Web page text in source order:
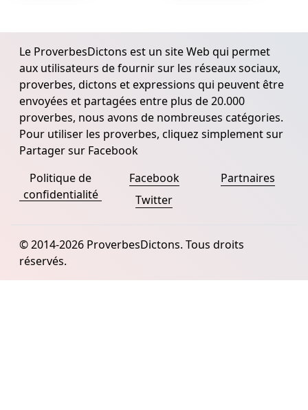
Le ProverbesDictons est un site Web qui permet
aux utilisateurs de fournir sur les réseaux sociaux,
proverbes, dictons et expressions qui peuvent être
envoyées et partagées entre plus de 20.000
proverbes, nous avons de nombreuses catégories.
Pour utiliser les proverbes, cliquez simplement sur
Partager sur Facebook
Politique de
confidentialité
Facebook
Twitter
Partnaires
© 2014-2026 ProverbesDictons. Tous droits
réservés.